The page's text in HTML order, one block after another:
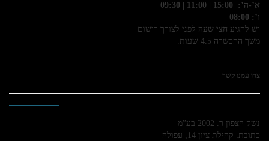
א’-ה’: 15:00 | 11:00 | 09:30
ו’: 08:00
יש להגיע חצי שעה לפני לצורך רישום
משך ההכשרה 4.5 שעות.
צרו עמנו קשר
נשק הצפון ר. 2002 בע”מ
כתובת: קהילת ציון 14, עפולה